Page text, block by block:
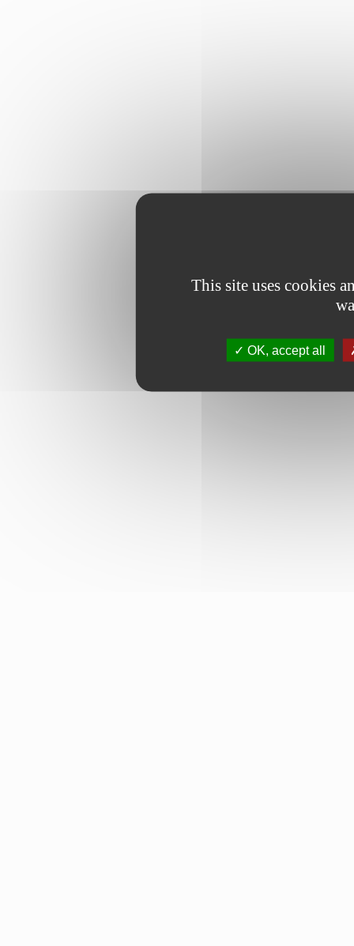
This site uses cookies
OK, accept all